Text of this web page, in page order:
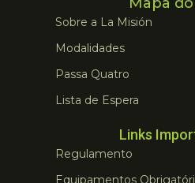
Sobre a La Misión
Modalidades
Passa Quatro
Lista de Espera
Links
Regulamento
Equipamentos